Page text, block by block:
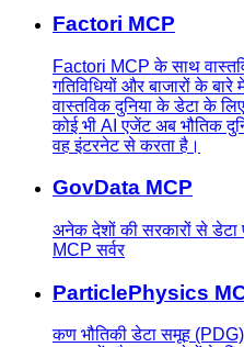
Factori MCP
Factori MCP के साथ
गतिविधियों और बाजारों के
वास्तविक दुनिया के डेटा के
कोई भी AI एजेंट अब भौतिक
वह इंटरनेट से करता है।
GovData MCP
अनेक देशों की सरकारों से
MCP सर्वर
ParticlePhysics
कण भौतिकी डेटा समूह